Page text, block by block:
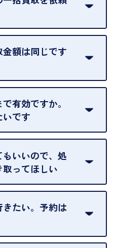
出張買取をご利用くださ
ます。
額は同じです
変動するため、査定した日
ことはございます。
有効ですか。
です
す。
ため、翌日には査定額が変
いいので、処
ってほしい
によってはお断りすること
ださい。
たい。予約は
在はご来店の予約は承って